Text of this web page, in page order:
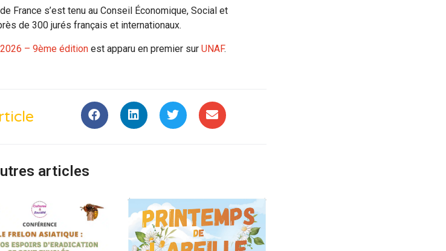
France s’est tenu au Conseil Économique, Social et
de 300 jurés français et internationaux.
– 9ème édition est apparu en premier sur UNAF.
articles